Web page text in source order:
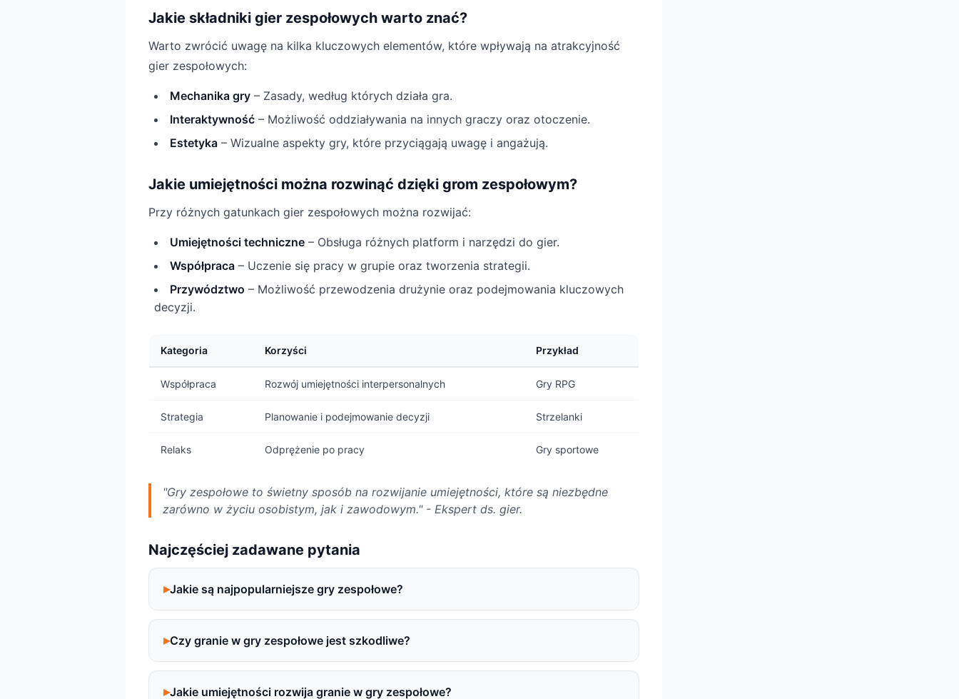
Jakie składniki gier zespołowych warto znać?
Warto zwrócić uwagę na kilka kluczowych elementów, które wpływają na atrakcyjność
gier zespołowych:
Mechanika gry – Zasady, według których działa gra.
Interaktywność – Możliwość oddziaływania na innych graczy oraz otoczenie.
Estetyka – Wizualne aspekty gry, które przyciągają uwagę i angażują.
Jakie umiejętności można rozwinąć dzięki grom zespołowym?
Przy różnych gatunkach gier zespołowych można rozwijać:
Umiejętności techniczne – Obsługa różnych platform i narzędzi do gier.
Współpraca – Uczenie się pracy w grupie oraz tworzenia strategii.
Przywództwo – Możliwość przewodzenia drużynie oraz podejmowania kluczowych
decyzji.
Kategoria Korzyści Przykład
Współpraca Rozwój umiejętności interpersonalnych Gry RPG
Strategia Planowanie i podejmowanie decyzji Strzelanki
Relaks Odprężenie po pracy Gry sportowe
"Gry zespołowe to świetny sposób na rozwijanie umiejętności, które są niezbędne
zarówno w życiu osobistym, jak i zawodowym." - Ekspert ds. gier.
Najczęściej zadawane pytania
Jakie są najpopularniejsze gry zespołowe?
Czy granie w gry zespołowe jest szkodliwe?
Jakie umiejętności rozwija granie w gry zespołowe?